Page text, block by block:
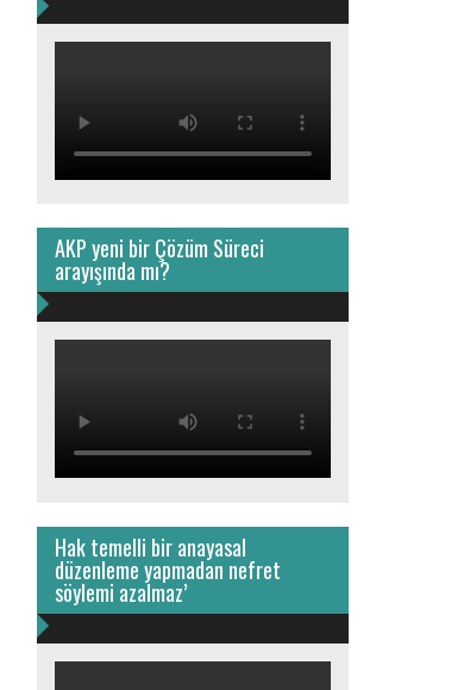
AKP yeni bir Çözüm Süreci
arayışında mı?
Hak temelli bir anayasal
düzenleme yapmadan nefret
söylemi azalmaz’